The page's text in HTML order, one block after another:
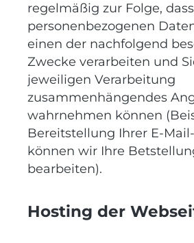
regelmäßig zur Folge,
personenbezogenen
einen der nachfolgend
Zwecke verarbeiten und
jeweiligen Verarbeitung
zusammenhängendes
wahrnehmen können
Bereitstellung Ihrer E-
können wir Ihre
bearbeiten).
Hosting der